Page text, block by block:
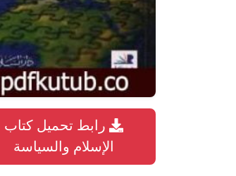
رابط تحميل كتاب
الإسلام والسياسة